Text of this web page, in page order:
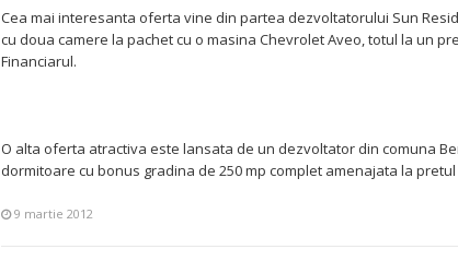
Cea mai interesanta oferta vine din partea dezvoltatorului Sun
cu doua camere la pachet cu o masina Chevrolet Aveo, totul la un
Financiarul.
O alta oferta atractiva este lansata de un dezvoltator din comuna
dormitoare cu bonus gradina de 250 mp complet amenajata la pretul
9 martie 2012